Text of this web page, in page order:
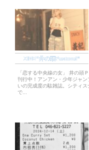
ZINE“井の頭Pastoral”
「恋する中央線の女」 井の頭
刊行中！アンアン・少年ジャ
いの完成度の駄雑誌。シティ
で...